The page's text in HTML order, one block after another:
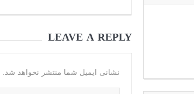
LEAVE A REPLY
نشانی ایمیل شما منتشر نخواهد شد.